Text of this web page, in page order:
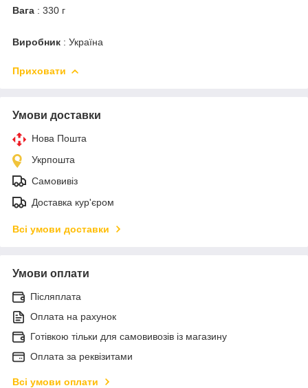
Вага : 330 г
Виробник : Україна
Приховати
Умови доставки
Нова Пошта
Укрпошта
Самовивіз
Доставка кур'єром
Всі умови доставки
Умови оплати
Післяплата
Оплата на рахунок
Готівкою тільки для самовивозів із магазину
Оплата за реквізитами
Всі умови оплати